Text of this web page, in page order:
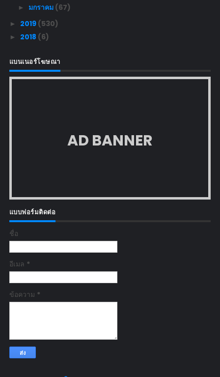
► มกราคม (67)
► 2019 (530)
► 2018 (6)
แบนเนอร์โฆษณา
AD BANNER
แบบฟอร์มติดต่อ
ชื่อ
อีเมล *
ข้อความ *